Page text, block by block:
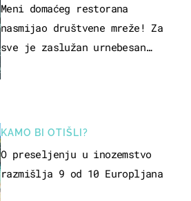
Meni domaćeg restorana
nasmijao društvene mreže! Za
sve je zaslužan urnebesan
KAMO BI OTIŠLI?
O preseljenju u inozemstvo
razmišlja 9 od 10 Europljana